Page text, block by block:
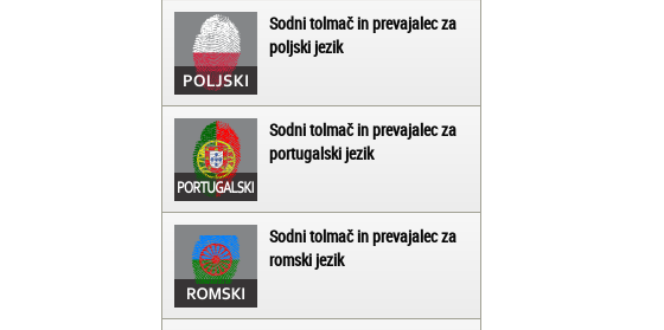
Sodni tolmač in prevajalec za
poljski jezik
Sodni tolmač in prevajalec za
portugalski jezik
Sodni tolmač in prevajalec za
romski jezik